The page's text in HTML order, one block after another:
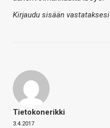
Kirjaudu sisään vastataksesi
Tietokonerikki
3.4.2017